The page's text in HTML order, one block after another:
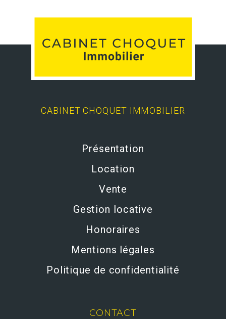
CABINET CHOQUET IMMOBILIER
Présentation
Location
Vente
Gestion locative
Honoraires
Mentions légales
Politique de confidentialité
CONTACT